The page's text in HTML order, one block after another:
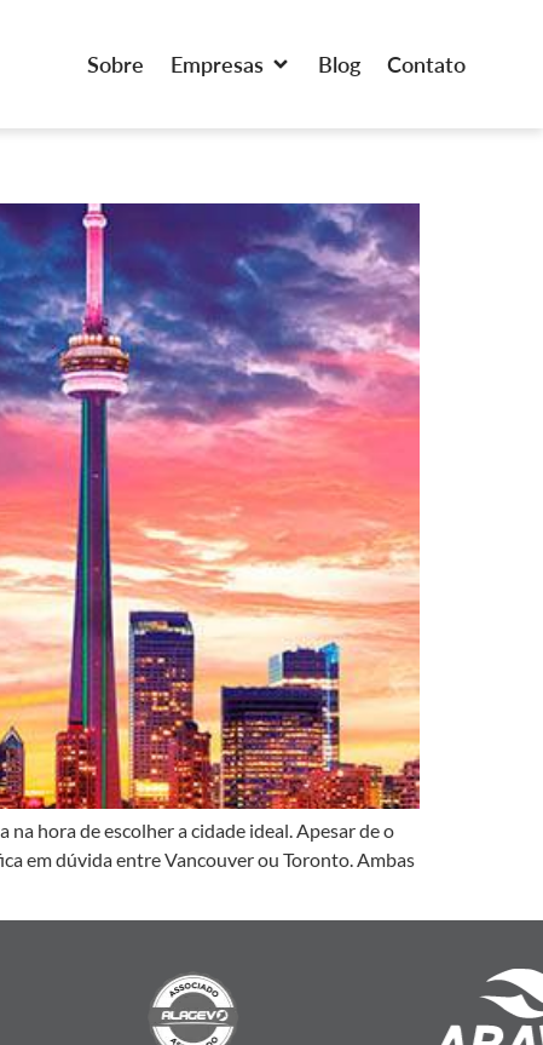
Sobre Empresas Blog Contato
hora de escolher a cidade ideal. Apesar de o
em dúvida entre Vancouver ou Toronto. Ambas